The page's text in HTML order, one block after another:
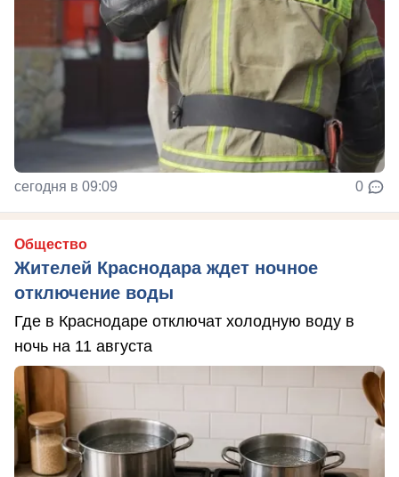
сегодня в 09:09 0
Общество
Жителей Краснодара ждет ночное
отключение воды
Где в Краснодаре отключат холодную воду в
ночь на 11 августа